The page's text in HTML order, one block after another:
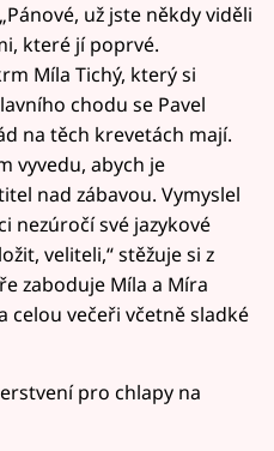
už jste někdy viděli
které jí poprvé.
Míla Tichý, který si
chodu se Pavel
na těch krevetách mají.
vyvedu, abych je
nad zábavou. Vymyslel
nezúročí své jazykové
veliteli,“ stěžuje si z
zaboduje Míla a Míra
celou večeři včetně sladké
pro chlapy na